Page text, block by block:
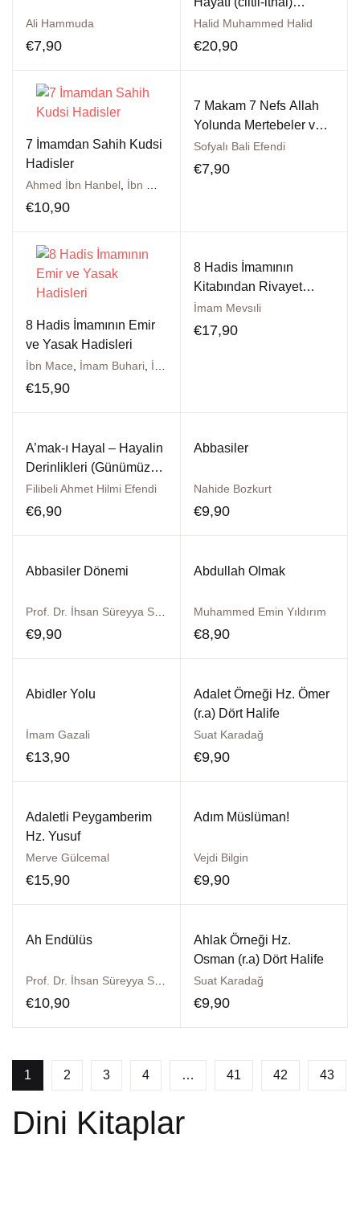
Ali Hammuda
€7,90
Yeryüzü Yıldızları
Halid Muhammed Halid
€20,90
7 İmamdan Sahih Kudsi
Hadisler
Ahmed İbn Hanbel İbn Mace
€10,90
7 Makam 7 Nefs Allah
Yolunda Mertebeler ve
Nefsin Halleri
Sofyalı Bali Efendi
€7,90
8 Hadis İmamının Emir
ve Yasak Hadisleri
İbn Mace İmam Buhari İmam Ebu Davud
€15,90
8 Hadis İmamının
Kitabından Rivayet
Edilen Emir ve Yasak
Hadisleri (Roman boy)
İmam Mevsıli
€17,90
A’mak-ı Hayal – Hayalin
Derinlikleri (Günümüz
Türkçesiyle)
Filibeli Ahmet Hilmi Efendi
€6,90
Abbasiler
Nahide Bozkurt
€9,90
Abbasiler Dönemi
€9,90
Abdullah Olmak
Muhammed Emin Yıldırım
€8,90
Abidler Yolu
İmam Gazali
€13,90
Adalet Örneği Hz. Ömer
(r.a) Dört Halife
Suat Karadağ
€9,90
Adaletli Peygamberim
Hz. Yusuf
Merve Gülcemal
€15,90
Adım Müslüman!
Vejdi Bilgin
€9,90
Ah Endülüs
€10,90
Ahlak Örneği Hz.
Osman (r.a) Dört Halife
Suat Karadağ
€9,90
1 2 3 4 … 41 42 43
Dini Kitaplar